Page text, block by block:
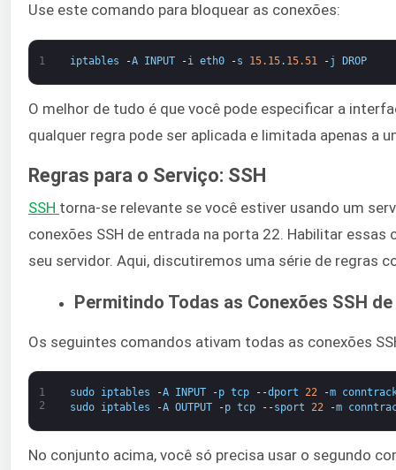
Use este comando para bloquear as conexões:
1 iptables -A INPUT -i eth0 -s 15.15. 15.51 -j DROP
O melhor de tudo é que você pode especificar a
qualquer regra pode ser aplicada e limitada apenas a
Regras para o Serviço: SSH
SSH ​torna-se relevante se você estiver usando um
conexões SSH de entrada na porta 22. Habilitar
seu servidor. Aqui, discutiremos uma série de regras
Permitindo Todas as Conexões SSH
Os seguintes comandos ativam todas as conexões
1
2
sudo iptables -A INPUT -p tcp --dport 22 -m
sudo
iptables -A OUTPUT -p tcp --sport 22 -m
No conjunto acima, você só precisa usar o segundo